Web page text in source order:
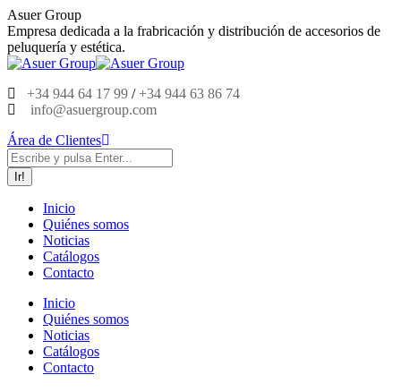
Saltar
al
contenido
Asuer Group
Empresa dedicada a la frabricación y distribución de accesorios de
peluquería y estética.
+34 944 64 17 99 /+34 944 63 86 74
info@asuergroup.com
Área de Clientes
Buscar:
Inicio
Quiénes somos
Noticias
Catálogos
Contacto
Inicio
Quiénes somos
Noticias
Catálogos
Contacto